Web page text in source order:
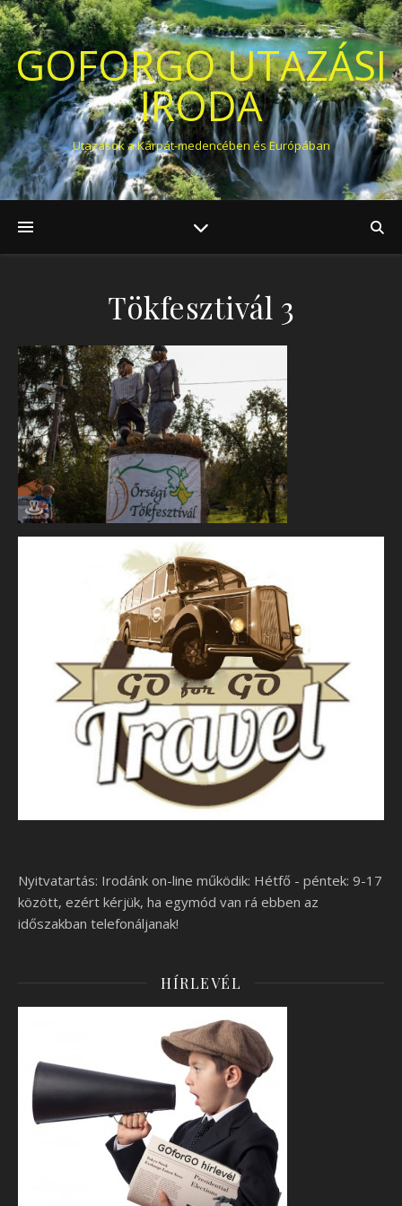
GOFORGO UTAZÁSI
IRODA
Utazások a Kárpát-medencében és Európában
Tökfesztivál 3
Nyitvatartás: Irodánk on-line működik: Hétfő - péntek: 9-17
között, ezért kérjük, ha egymód van rá ebben az
időszakban telefonáljanak!
HÍRLEVÉL